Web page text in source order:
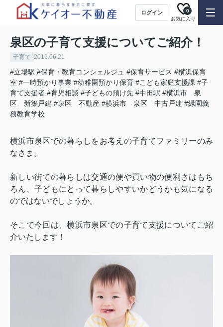
ログイン
お気に入り
0
泉区の子育て支援についてご紹介！
子育て 2019.06.21
#立場駅 #保育・教育コンシェルジュ #保育サービス #横浜保育
室 #一時預かり事業 #幼稚園預かり保育 #こども家庭支援課 #子
育て支援者 #育児相談 #子どもの預け先 #中田駅 #横浜市 泉
区 新築戸建 #泉区 不動産 #横浜市 泉区 中古戸建 #緑園義
務教育学校
横浜市泉区での暮らしをお考えの子育てファミリーのみ
なさま。
新しい街での暮らしは交通の便や買い物の便利さはもち
ろん、子どもにとって暮らしやすいかどうかも気になる
のではないでしょうか。
そこで今回は、横浜市泉区での子育て支援についてご紹
介いたします！